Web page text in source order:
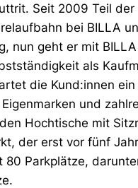
Seit 2009 Teil
bei BILLA
nun geht er mit
als
die Kund:innen
und
Hochtische mit
der erst vor fünf
80 Parkplätze,